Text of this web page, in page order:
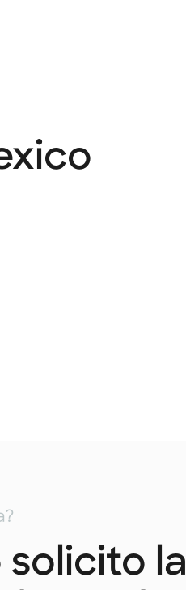
solicito la